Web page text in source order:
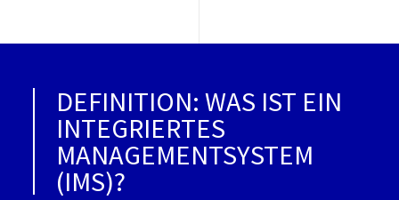
DEFINITION: WAS IST EIN
INTEGRIERTES
MANAGEMENTSYSTEM
(IMS)?